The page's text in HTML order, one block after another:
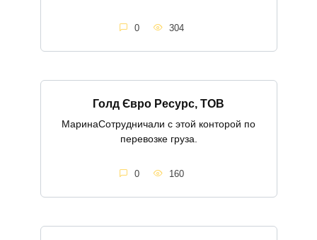
0 304
Голд Євро Ресурс, ТОВ
МаринаСотрудничали с этой конторой по
перевозке груза.
0 160